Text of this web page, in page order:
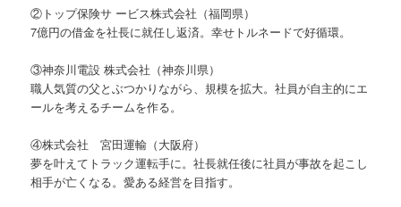
②トップ保険サ ービス株式会社（福岡県）
7億円の借金を社長に就任し返済。幸せトルネードで好循環。
③神奈川電設 株式会社（神奈川県）
職人気質の父とぶつかりながら、規模を拡大。社員が自主的にエ
ールを考えるチームを作る。
④株式会社 宮田運輸（大阪府）
夢を叶えてトラック運転手に。社長就任後に社員が事故を起こし
相手が亡くなる。愛ある経営を目指す。